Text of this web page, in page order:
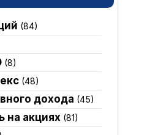
(84)
(8)
(48)
дохода (45)
на акциях(81)